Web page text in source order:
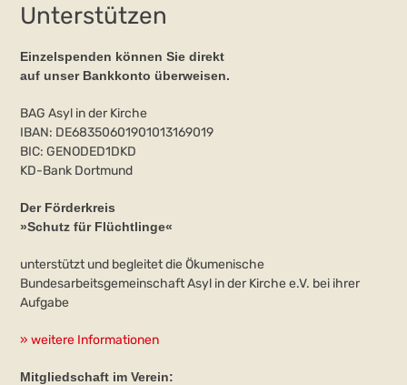
Unterstützen
Einzelspenden können Sie direkt
auf unser Bankkonto überweisen.
BAG Asyl in der Kirche
IBAN: DE68350601901013169019
BIC: GENODED1DKD
KD-Bank Dortmund
Der Förderkreis
»Schutz für Flüchtlinge«
unterstützt und begleitet die Ökumenische
Bundesarbeitsgemeinschaft Asyl in der Kirche e.V. bei ihrer
Aufgabe
» weitere Informationen
Mitgliedschaft im Verein: